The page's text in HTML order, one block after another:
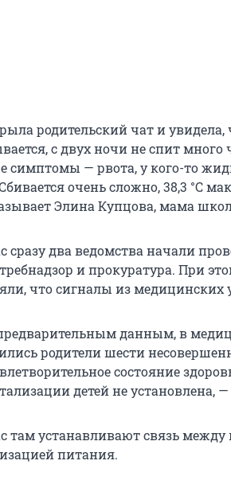
родительский чат и
с двух ночи не спит
симптомы — рвота, у кого-то
Сбивается очень сложно, 38,3 °C
Элина Купцова, мама
сразу два ведомства начали
и прокуратура. При
что сигналы из
данным, в
родители шести
состояние
детей не установлена,
там устанавливают связь
питания.